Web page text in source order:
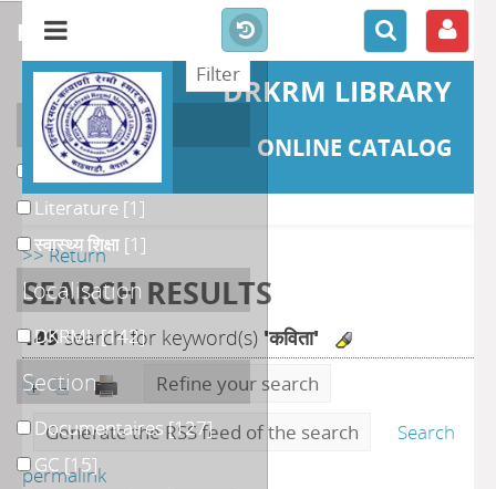
DRKRM LIBRARY
ONLINE CATALOG
>> Return
SEARCH RESULTS
149search for keyword(s) 'कविता'
Refine your search
Generate the RSS feed of the search
Search
permalink
refine or compare
Catégories
नेपाली साहित्य[9]
Literature [1]
स्वास्थ्य शिक्षा [1]
Localisation
DKRML[142]
Section
Documentaires[127]
GC [15]